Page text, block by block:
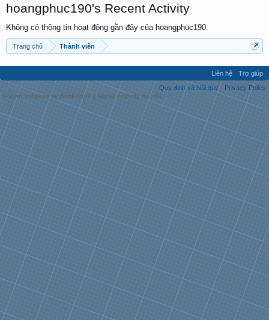
hoangphuc190's Recent Activity
Không có thông tin hoạt động gần đây của hoangphuc190.
Trang chủ Thành viên
Liên hệ
Trợ giúp
Quy định và Nội quy
Privacy Policy
Forum software by XenForo™ | Media embeds by s9e